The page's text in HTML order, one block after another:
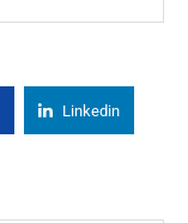
Linkedin